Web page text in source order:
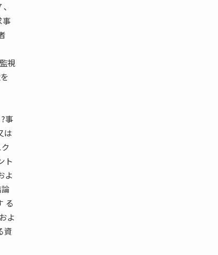
事
視
事
は
ト
よ
る
よ
資